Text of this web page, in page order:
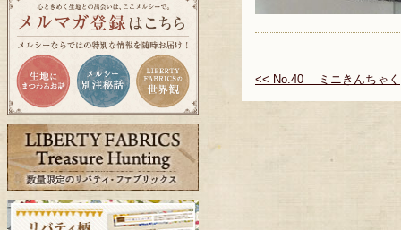
<< No.40 ミニきんちゃく